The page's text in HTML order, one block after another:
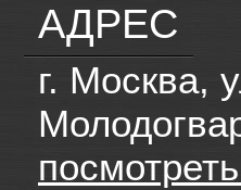
АДРЕС
г. Москва,